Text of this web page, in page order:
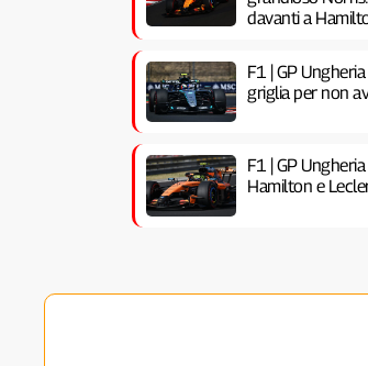
davanti a
F1 | GP
griglia per non
F1 | GP
Hamilton e